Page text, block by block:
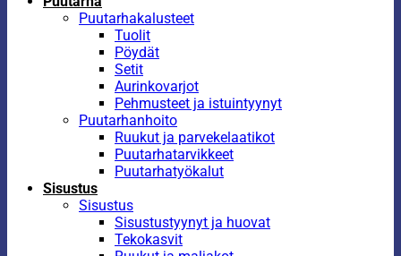
Puutarhakalusteet
Tuolit
Pöydät
Setit
Aurinkovarjot
Pehmusteet ja istuintyynyt
Puutarhanhoito
Ruukut ja parvekelaatikot
Puutarhatarvikkeet
Puutarhatyökalut
Sisustus
Sisustus
Sisustustyynyt ja huovat
Tekokasvit